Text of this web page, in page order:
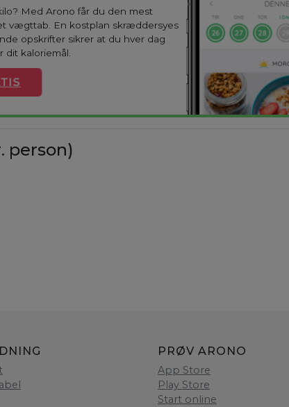
Med Arono får du den mest
vægttab. En kostplan skræddersyes
opskrifter sikrer at du hver dag
dit kaloriemål.
person)
PRØV ARONO
App Store
Play Store
Start online